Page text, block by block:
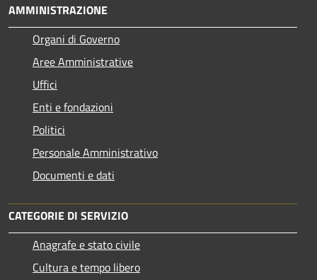
AMMINISTRAZIONE
Organi di Governo
Aree Amministrative
Uffici
Enti e fondazioni
Politici
Personale Amministrativo
Documenti e dati
CATEGORIE DI SERVIZIO
Anagrafe e stato civile
Cultura e tempo libero